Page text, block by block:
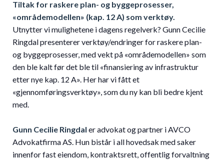
Tiltak for raskere plan- og byggeprosesser,
«områdemodellen» (kap. 12 A) som verktøy.
Utnytter vi mulighetene i dagens regelverk? Gunn Cecilie
Ringdal presenterer verktøy/endringer for raskere plan-
og byggeprosesser, med vekt på «områdemodellen» som
den ble kalt før det ble til «finansiering av infrastruktur
etter nye kap. 12 A». Her har vi fått et
«gjennomføringsverktøy», som du ny kan bli bedre kjent
med.
Gunn Cecilie Ringdal er advokat og partner i AVCO
Advokatfirma AS. Hun bistår i all hovedsak med saker
innenfor fast eiendom, kontraktsrett, offentlig forvaltning